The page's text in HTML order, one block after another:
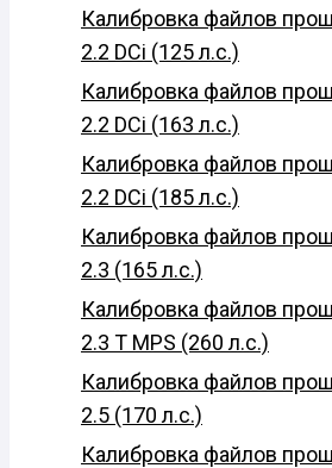
Калибровка файлов
2.2 DCi (125 л.с.)
Калибровка файлов
2.2 DCi (163 л.с.)
Калибровка файлов
2.2 DCi (185 л.с.)
Калибровка файлов
2.3 (165 л.с.)
Калибровка файлов
2.3 T MPS (260 л.с.)
Калибровка файлов
2.5 (170 л.с.)
Калибровка файлов